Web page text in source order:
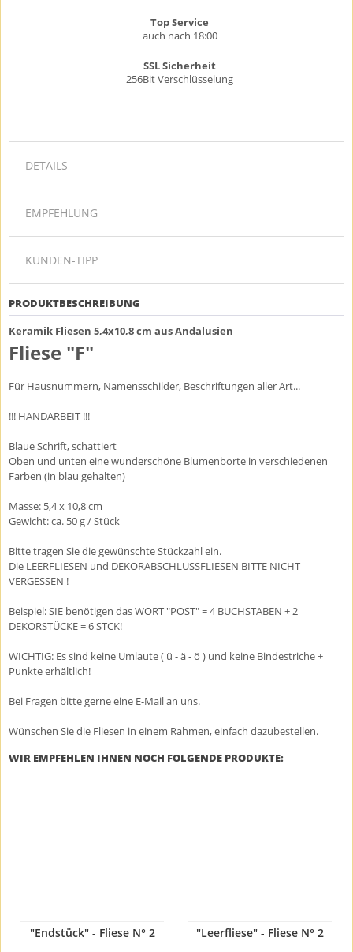
Top Service
auch nach 18:00
SSL Sicherheit
256Bit Verschlüsselung
DETAILS
EMPFEHLUNG
KUNDEN-TIPP
PRODUKTBESCHREIBUNG
Keramik Fliesen 5,4x10,8 cm aus Andalusien
Fliese "F"
Für Hausnummern, Namensschilder, Beschriftungen aller Art...
!!! HANDARBEIT !!!
Blaue Schrift, schattiert
Oben und unten eine wunderschöne Blumenborte in verschiedenen
Farben (in blau gehalten)
Masse: 5,4 x 10,8 cm
Gewicht: ca. 50 g / Stück
Bitte tragen Sie die gewünschte Stückzahl ein.
Die LEERFLIESEN und DEKORABSCHLUSSFLIESEN BITTE NICHT
VERGESSEN !
Beispiel: SIE benötigen das WORT "POST" = 4 BUCHSTABEN + 2
DEKORSTÜCKE = 6 STCK!
WICHTIG: Es sind keine Umlaute ( ü - ä - ö ) und keine Bindestriche +
Punkte erhältlich!
Bei Fragen bitte gerne eine E-Mail an uns.
Wünschen Sie die Fliesen in einem Rahmen, einfach dazubestellen.
WIR EMPFEHLEN IHNEN NOCH FOLGENDE PRODUKTE:
"Endstück" - Fliese N° 2 "Leerfliese" - Fliese N° 2